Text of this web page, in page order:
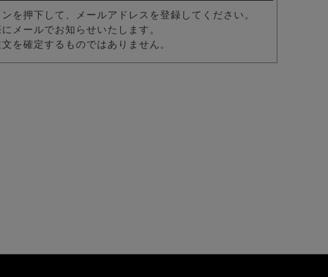
ッチテーラード＆スラックスパンツ セットアップ/全6色
を押下して、メールアドレスを登録してください。
メールでお知らせいたします。
を確定するものではありません。